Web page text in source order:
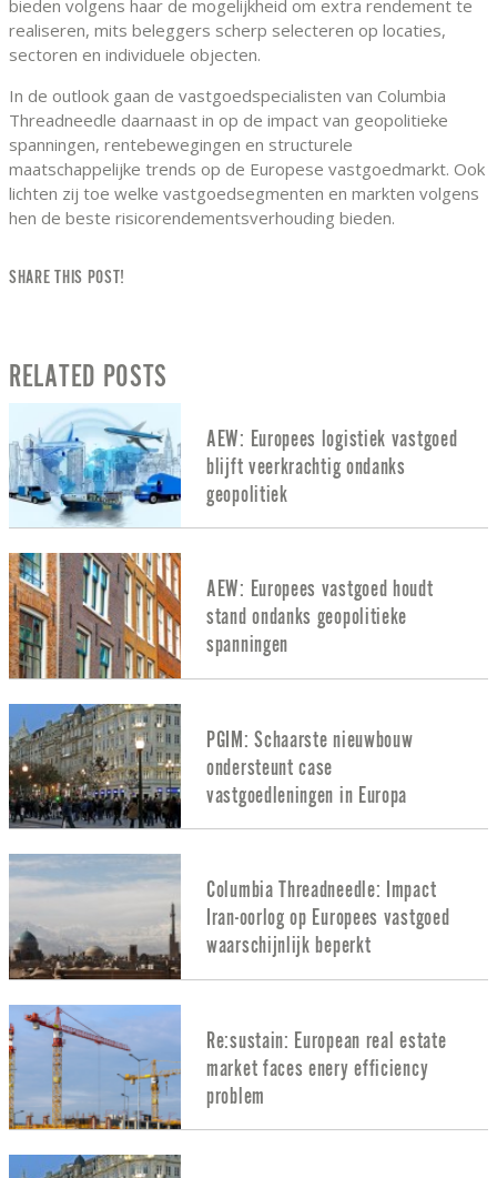
bieden volgens haar de mogelijkheid om extra rendement te
realiseren, mits beleggers scherp selecteren op locaties,
sectoren en individuele objecten.
In de outlook gaan de vastgoedspecialisten van Columbia
Threadneedle daarnaast in op de impact van geopolitieke
spanningen, rentebewegingen en structurele
maatschappelijke trends op de Europese vastgoedmarkt. Ook
lichten zij toe welke vastgoedsegmenten en markten volgens
hen de beste risicorendementsverhouding bieden.
SHARE THIS POST!
RELATED POSTS
AEW: Europees logistiek vastgoed
blijft veerkrachtig ondanks
geopolitiek
AEW: Europees vastgoed houdt
stand ondanks geopolitieke
spanningen
PGIM: Schaarste nieuwbouw
ondersteunt case
vastgoedleningen in Europa
Columbia Threadneedle: Impact
Iran-oorlog op Europees vastgoed
waarschijnlijk beperkt
Re:sustain: European real estate
market faces enery efficiency
problem